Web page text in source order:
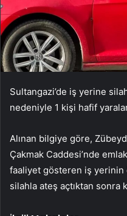
Sultangazi’de iş yerine
nedeniyle 1 kişi hafif
Alınan bilgiye göre,
Çakmak Caddesi’nde
faaliyet gösteren iş yerinin
silahla ateş açtıktan sonra